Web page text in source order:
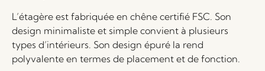
L’étagère est fabriquée en chêne certifié FSC. Son
design minimaliste et simple convient à plusieurs
types d’intérieurs. Son design épuré la rend
polyvalente en termes de placement et de fonction.